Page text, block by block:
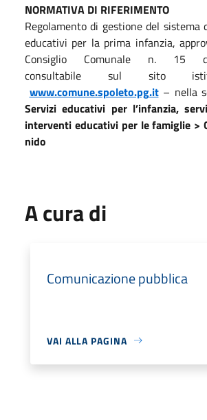
NORMATIVA DI RIFERIMENTO
Regolamento di gestione del sistema
educativi per la prima infanzia,
Consiglio Comunale n. 15
consultabile sul sito
www.comune.spoleto.pg.it– nella
Servizi educativi per l’infanzia,
interventi educativi per le famiglie >
nido
A cura di
Comunicazione pubblica
VAI ALLA PAGINA